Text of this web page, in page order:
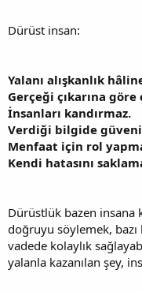
Dürüst insan:
Yalanı alışkanlık
Gerçeği çıkarına göre
İnsanları kandırmaz.
Verdiği bilgide
Menfaat için rol
Kendi hatasını
Dürüstlük bazen insana
doğruyu söylemek, bazı
vadede kolaylık
yalanla kazanılan şey,